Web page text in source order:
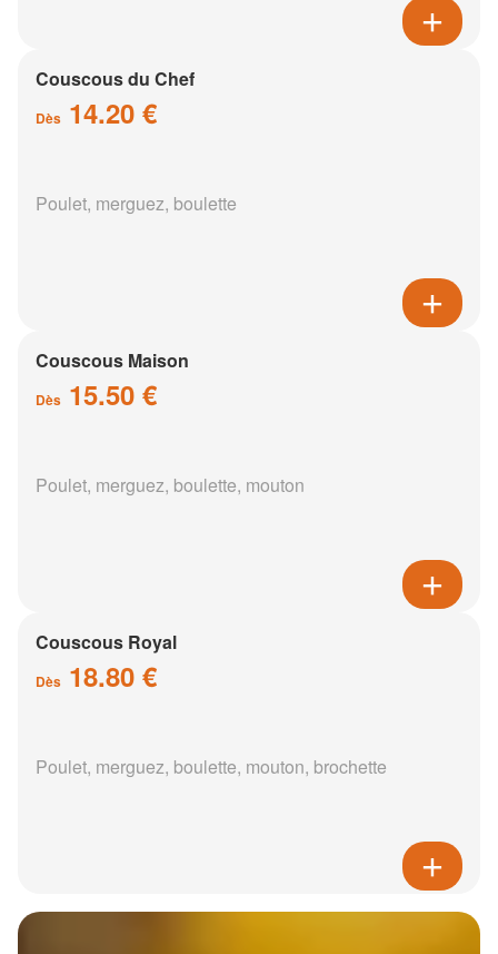
Couscous du Chef
Dès 14.20 €
Poulet, merguez, boulette
Couscous Maison
Dès 15.50 €
Poulet, merguez, boulette, mouton
Couscous Royal
Dès 18.80 €
Poulet, merguez, boulette, mouton, brochette